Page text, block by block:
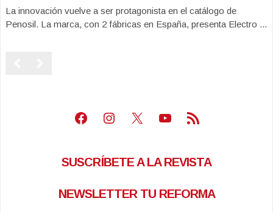
La innovación vuelve a ser protagonista en el catálogo de
Penosil. La marca, con 2 fábricas en España, presenta Electro ...
Facebook
Instagram
X Youtube
Feed RSS
SUSCRÍBETE A LA REVISTA
NEWSLETTER TU REFORMA